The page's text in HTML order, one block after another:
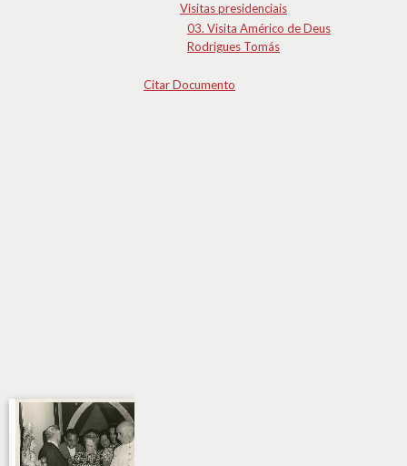
Visitas presidenciais
03. Visita Américo de Deus
Rodrigues Tomás
Citar Documento